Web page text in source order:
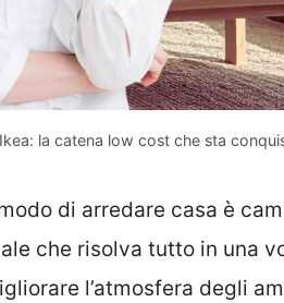
la catena low cost che sta
di arredare casa è
che risolva tutto in una
l’atmosfera degli